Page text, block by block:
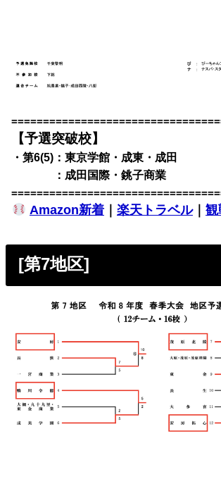
【予選突破校】
・第6(5)：東京学館・成東・成田
：成田国際・銚子商業
Amazon新着｜ 楽天トラベル｜ 観
[第7地区]